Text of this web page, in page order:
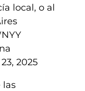
local, o al
2025
las